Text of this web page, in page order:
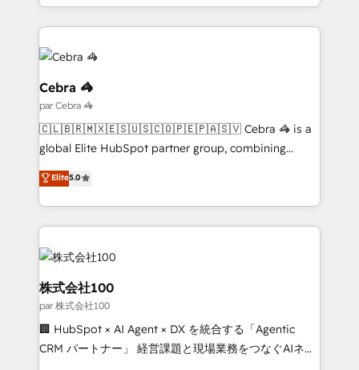
Partner Elite con +700 implementaciones en LATAM.
technical execution to help teams scale faster—with
cleaner data, smarter automation, and more
predictable revenue. Specialties: · HubSpot
Implementation & Migration · Native & Custom
Integrations · Custom Development · CPQ & FSM ·
Reporting & Analytics · GTM Architecture · Sales &
Marketing Enablement If you’re ready to elevate
HubSpot from “just your CRM” to your growth
infrastructure—let’s talk.
Cebra 🦓
par Cebra 🦓
🇨🇱🇧🇷🇲🇽🇪🇸🇺🇸🇨🇴🇵🇪🇵🇦🇸🇻 Cebra 🦓 is a
global Elite HubSpot partner group, combining
technology, marketing and media expertise across
Latin America and Southern Europe, with teams
across 9 countries. Born in Chile, we combine local
insight with international reach to help businesses
grow. For over 12 years, we’ve delivered 500+
HubSpot implementations, building end-to-end
solutions that integrate CRM, AI automation, inbound
and loop marketing, content, and digital creativity.
Our multicultural team works in Spanish, Portuguese,
and English to design scalable strategies that drive
Elite5.0
株式会社100
par 株式会社100
🏢 HubSpot × AI Agent × DX を統合する「Agentic
CRM パートナー」 経営課題と現場業務をつなぐAIネイ